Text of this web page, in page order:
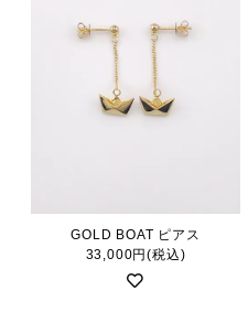
GOLD BOAT ピアス
33,000円(税込)